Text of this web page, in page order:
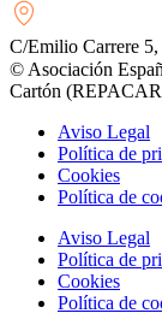
C/Emilio Carrere
© Asociación
Cartón
Aviso Legal
Política de
Cookies
Política de
Aviso Legal
Política de
Cookies
Política de